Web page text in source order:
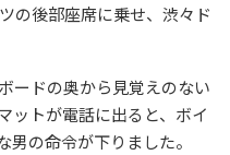
の後部座席に乗せ、渋々ド
ードの奥から見覚えのない
ットが電話に出ると、ボイ
男の命令が下りました。